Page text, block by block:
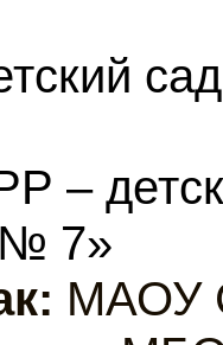
–
№ 7»
МАОУ